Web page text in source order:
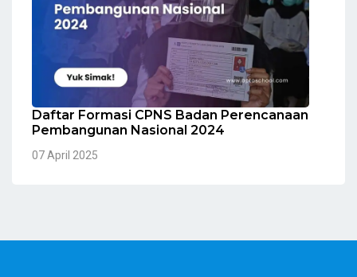
Daftar Formasi CPNS Badan Perencanaan
Pembangunan Nasional 2024
07 April 2025